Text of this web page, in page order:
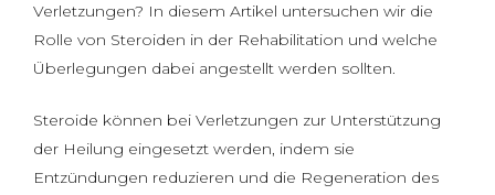
Verletzungen? In diesem Artikel untersuchen wir die
Rolle von Steroiden in der Rehabilitation und welche
Überlegungen dabei angestellt werden sollten.
Steroide können bei Verletzungen zur Unterstützung
der Heilung eingesetzt werden, indem sie
Entzündungen reduzieren und die Regeneration des